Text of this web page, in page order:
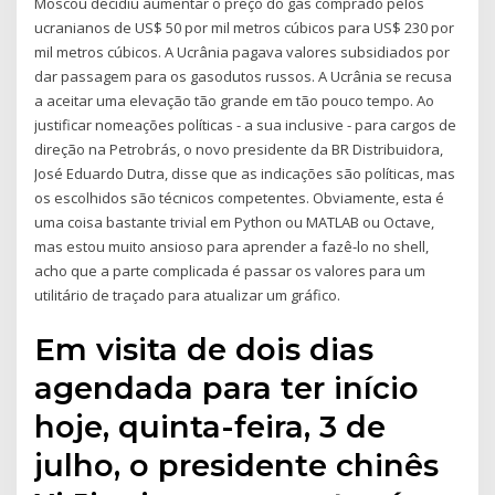
ucranianos de US$ 50 por mil metros cúbicos para US$ 230 por
mil metros cúbicos. A Ucrânia pagava valores subsidiados por
dar passagem para os gasodutos russos. A Ucrânia se recusa
a aceitar uma elevação tão grande em tão pouco tempo. Ao
justificar nomeações políticas - a sua inclusive - para cargos de
direção na Petrobrás, o novo presidente da BR Distribuidora,
José Eduardo Dutra, disse que as indicações são políticas, mas
os escolhidos são técnicos competentes. Obviamente, esta é
uma coisa bastante trivial em Python ou MATLAB ou Octave,
mas estou muito ansioso para aprender a fazê-lo no shell,
acho que a parte complicada é passar os valores para um
utilitário de traçado para atualizar um gráfico.
Em visita de dois dias
agendada para ter início
hoje, quinta-feira, 3 de
julho, o presidente chinês